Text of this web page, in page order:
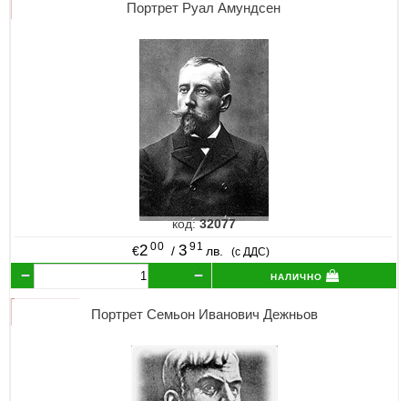
Портрет Руал Амундсен
код:32077
€2 00 / 3 91 лв. (с ДДС)
налично
Портрет Семьон Иванович Дежньов